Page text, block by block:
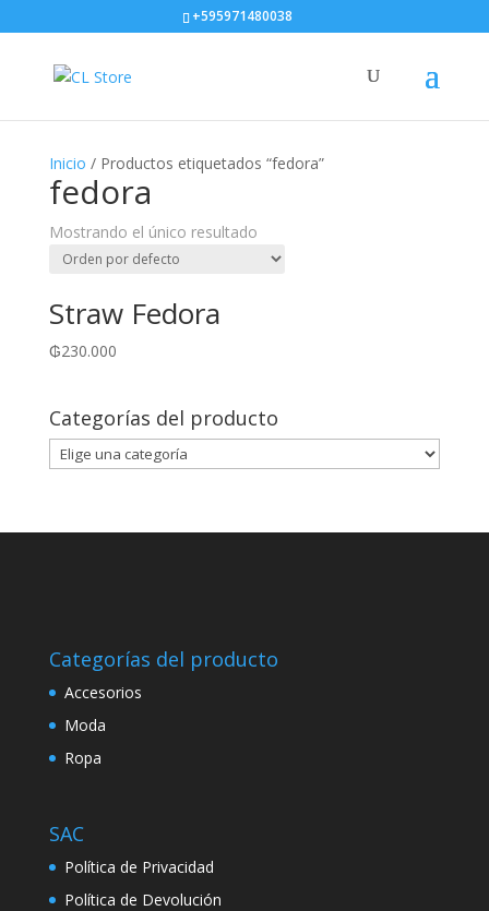
+595971480038
Inicio / Productos etiquetados “fedora”
fedora
Mostrando el único resultado
Straw Fedora
₲230.000
Categorías del producto
Categorías del producto
Accesorios
Moda
Ropa
SAC
Política de Privacidad
Política de Devolución